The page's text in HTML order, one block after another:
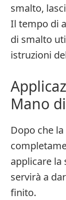
smalto,
Il tempo di
di smalto
istruzioni
Mano
Dopo che
applicare la
servirà a
finito.